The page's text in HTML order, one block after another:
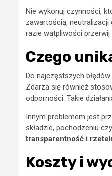
Nie wykonuj czynności,
zawartością,
razie wątpliwości
Czego
Do najczęstszych
Zdarza się również
odporności. Takie
Innym problemem jest
składzie, pochodzeniu
transparentność i
Koszty i